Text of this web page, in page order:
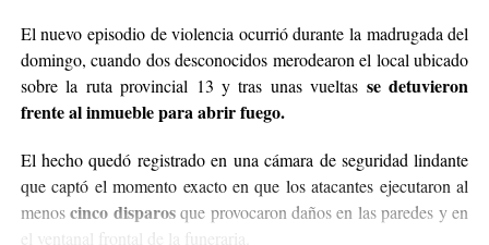
Para comunicarse con el organizador de la iniciativa,
podrán enviar mensajes, audios o realizar llamadas al
3764140551
o a través de Instagram
@agustin_pineiroo
El nuevo episodio de violencia ocurrió durante la madrugada del
domingo, cuando dos desconocidos merodearon el local ubicado
sobre la ruta provincial 13 y tras unas vueltas se detuvieron
frente al inmueble para abrir fuego.
El hecho quedó registrado en una cámara de seguridad lindante
que captó el momento exacto en que los atacantes ejecutaron al
menoscinco disparosque provocaron daños en las paredes y en
el ventanal frontal de la funeraria.